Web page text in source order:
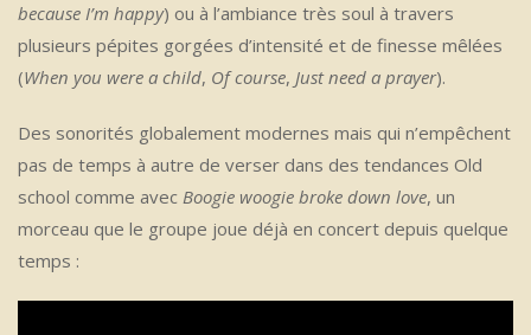
because I’m happy) ou à l’ambiance très soul à travers
plusieurs pépites gorgées d’intensité et de finesse mêlées
(When you were a child, Of course, Just need a prayer).
Des sonorités globalement modernes mais qui n’empêchent
pas de temps à autre de verser dans des tendances Old
school comme avec Boogie woogie broke down love, un
morceau que le groupe joue déjà en concert depuis quelque
temps :